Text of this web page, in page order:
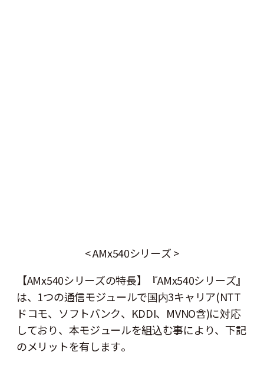
< AMx540シリーズ >
【AMx540シリーズの特長】『AMx540シリーズ』
は、1つの通信モジュールで国内3キャリア(NTT
ドコモ、ソフトバンク、KDDI、MVNO含)に対応
しており、本モジュールを組込む事により、下記
のメリットを有します。